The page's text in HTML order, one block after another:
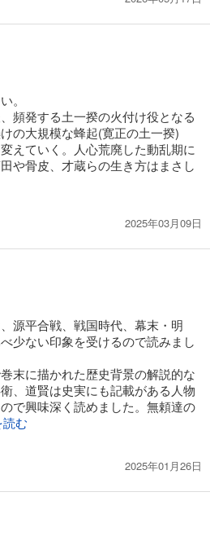
。
頻発する土一揆の火付け役となる
の大規模な蜂起(寛正の土一揆)
えていく。人心荒廃した動乱期に
や骨皮、才蔵らの生き方はまさし
2025年03月09日
源平合戦、戦国時代、幕末・明
少ない印象を受けるので読みまし
末に描かれた歴史背景の解説的な
、道賢は史実にも記載がある人物
で興味深く読めました。無頼達の
読む
2025年01月26日